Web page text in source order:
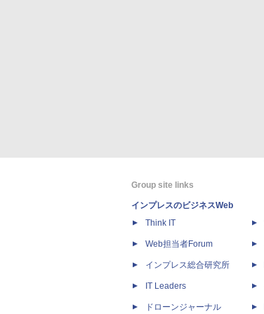
Group site links
インプレスのビジネスWeb
Think IT
Web担当者Forum
インプレス総合研究所
IT Leaders
ドローンジャーナル